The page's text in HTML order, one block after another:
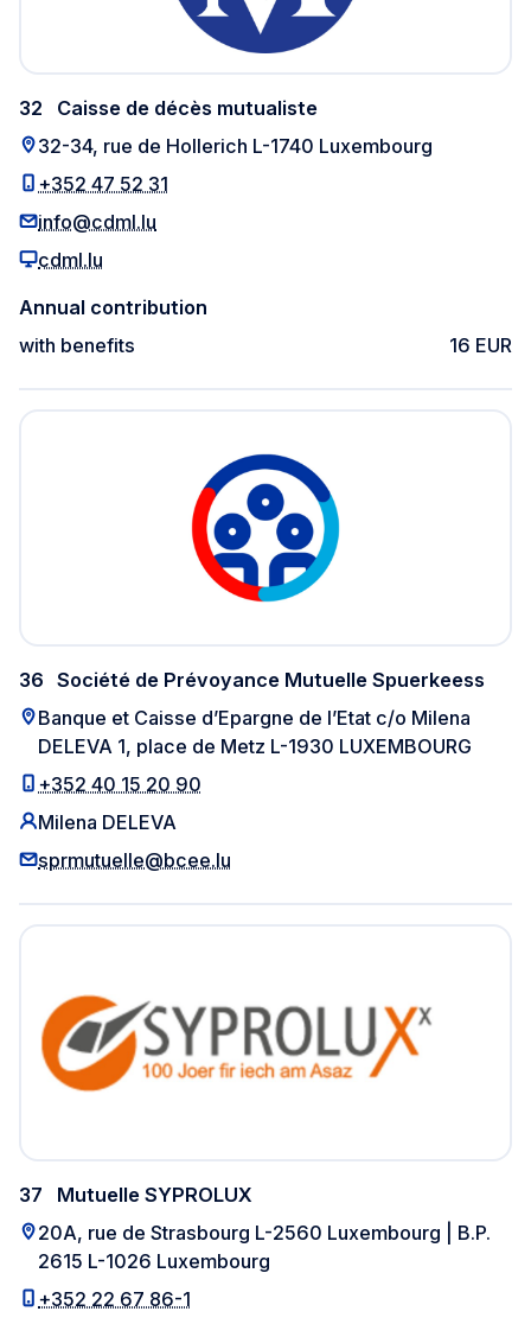
Caisse de décès mutualiste
32
32-34, rue de Hollerich L-1740 Luxembourg
+352 47 52 31
info@cdml.lu
cdml.lu
Annual contribution
with benefits
16 EUR
Société de Prévoyance Mutuelle Spuerkeess
36
Banque et Caisse d’Epargne de l’Etat c/o Milena
DELEVA 1, place de Metz L-1930 LUXEMBOURG
+352 40 15 20 90
Milena DELEVA
sprmutuelle@bcee.lu
Mutuelle SYPROLUX
37
20A, rue de Strasbourg L-2560 Luxembourg | B.P.
2615 L-1026 Luxembourg
+352 22 67 86-1